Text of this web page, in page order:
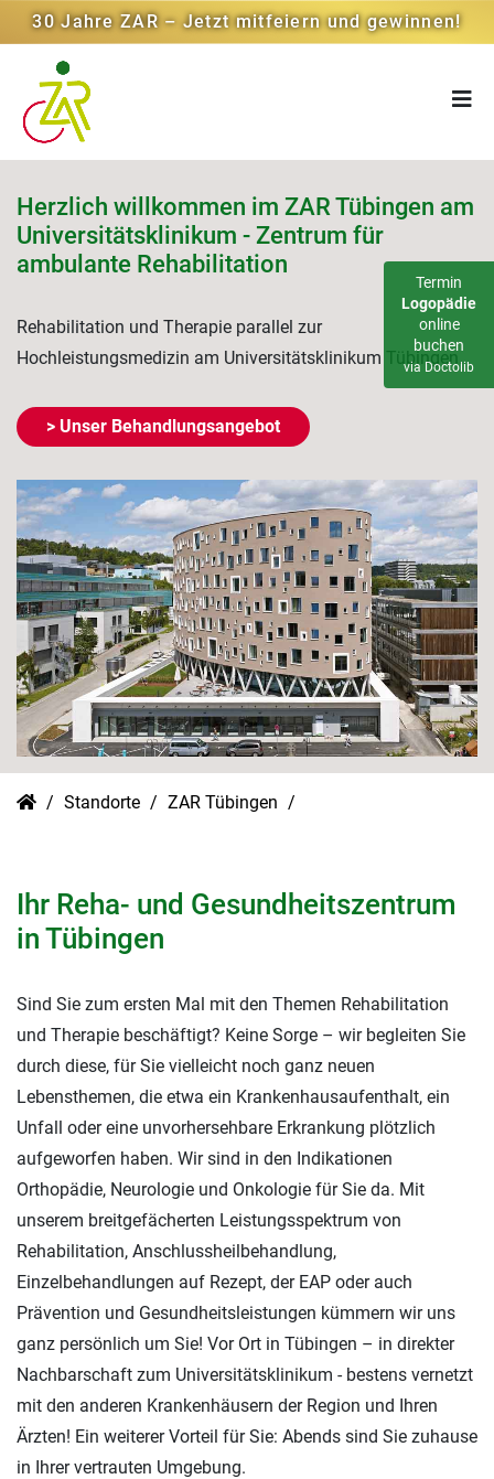
30 Jahre ZAR – Jetzt mitfeiern und gewinnen!
Herzlich willkommen im ZAR Tübingen am
Universitätsklinikum - Zentrum für
ambulante Rehabilitation
Rehabilitation und Therapie parallel zur
Hochleistungsmedizin am Universitätsklinikum Tübingen.
> Unser Behandlungsangebot
Standorte ZAR Tübingen
Ihr Reha- und Gesundheitszentrum
in Tübingen
Sind Sie zum ersten Mal mit den Themen Rehabilitation
und Therapie beschäftigt? Keine Sorge – wir begleiten Sie
durch diese, für Sie vielleicht noch ganz neuen
Lebensthemen, die etwa ein Krankenhausaufenthalt, ein
Unfall oder eine unvorhersehbare Erkrankung plötzlich
aufgeworfen haben. Wir sind in den Indikationen
Orthopädie, Neurologie und Onkologie für Sie da. Mit
unserem breitgefächerten Leistungsspektrum von
Rehabilitation, Anschlussheilbehandlung,
Einzelbehandlungen auf Rezept, der EAP oder auch
Prävention und Gesundheitsleistungen kümmern wir uns
ganz persönlich um Sie! Vor Ort in Tübingen – in direkter
Nachbarschaft zum Universitätsklinikum - bestens vernetzt
mit den anderen Krankenhäusern der Region und Ihren
Ärzten! Ein weiterer Vorteil für Sie: Abends sind Sie zuhause
in Ihrer vertrauten Umgebung.
Termin
Logopädie
online
buchen
via Doctolib